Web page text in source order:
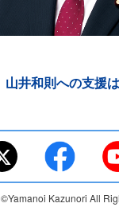
山井和則への支援
©Yamanoi Kazunori All